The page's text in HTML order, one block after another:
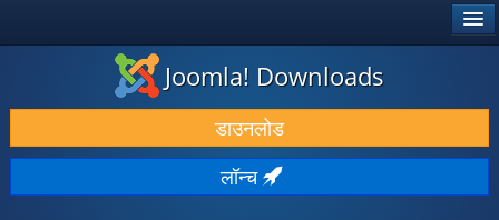
डाउनलोड करें और बढ़ाएं
खोजें और जानें
सामुदायिक समर्थन
Joomla! Downloads
डाउनलोड
लॉन्च